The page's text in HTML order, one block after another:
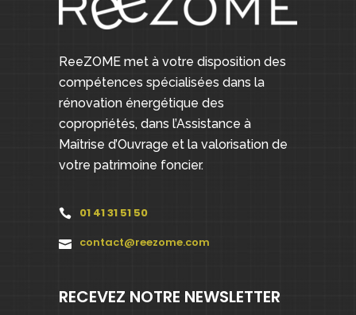
ReeZOME met à votre disposition des
compétences spécialisées dans la
rénovation énergétique des
copropriétés, dans l’Assistance à
Maîtrise d’Ouvrage et la valorisation de
votre patrimoine foncier.
01 41 31 51 50
contact@reezome.com
RECEVEZ NOTRE NEWSLETTER